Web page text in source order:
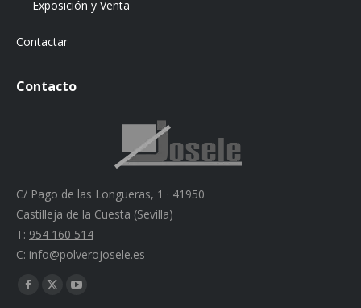
Exposición y Venta
Contactar
Contacto
C/ Pago de las Longueras, 1 · 41950
Castilleja de la Cuesta (Sevilla)
T: 954 160 514
C: info@polverojosele.es
Find us on:
Facebook
X
YouTube